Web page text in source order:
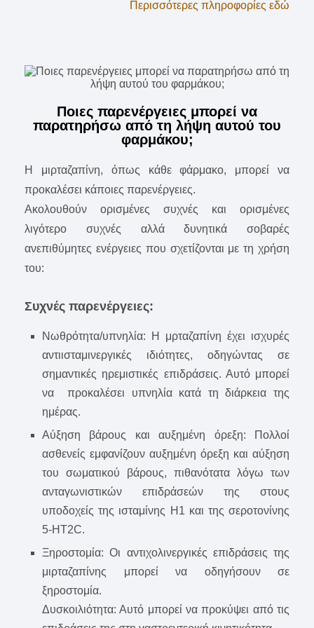
Περισσότερες πληροφορίες εδώ
Ποιες παρενέργειες μπορεί να
παρατηρήσω από τη λήψη αυτού του
φαρμάκου;
Η μιρταζαπίνη, όπως κάθε φάρμακο, μπορεί να
προκαλέσει κάποιες παρενέργειες.
Ακολουθούν ορισμένες συχνές και ορισμένες
λιγότερο συχνές αλλά δυνητικά σοβαρές
ανεπιθύμητες ενέργειες που σχετίζονται με τη χρήση
του:
Συχνές παρενέργειες:
Νωθρότητα/υπνηλία: Η μρταζαπίνη έχει ισχυρές
αντιισταμινεργικές ιδιότητες, οδηγώντας σε
σημαντικές ηρεμιστικές επιδράσεις. Αυτό μπορεί
να προκαλέσει υπνηλία κατά τη διάρκεια της
ημέρας.
Αύξηση βάρους και αυξημένη όρεξη: Πολλοί
ασθενείς εμφανίζουν αυξημένη όρεξη και αύξηση
του σωματικού βάρους, πιθανότατα λόγω των
ανταγωνιστικών επιδράσεών της στους
υποδοχείς της ισταμίνης H1 και της σεροτονίνης
5-HT2C.
Ξηροστομία: Οι αντιχολινεργικές επιδράσεις της
μιρταζαπίνης μπορεί να οδηγήσουν σε
ξηροστομία.
Δυσκοιλιότητα: Αυτό μπορεί να προκύψει από τις